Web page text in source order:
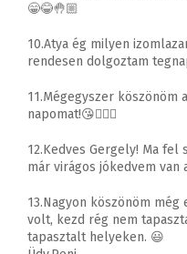
😁😂🤚🏼
10.Atya ég milyen
rendesen dolgoztam
11.Mégegyszer köszönöm
napomat!😘👍🏻💊
12.Kedves Gergely! Ma
már virágos jókedvem van
13.Nagyon köszönöm
volt, kezd rég nem
tapasztalt helyeken. 😃